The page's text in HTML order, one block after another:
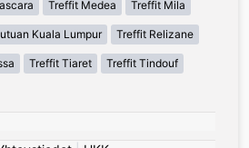
Treffit Medea Treffit Mila
Kuala Lumpur Treffit Relizane
Treffit Tiaret Treffit Tindouf